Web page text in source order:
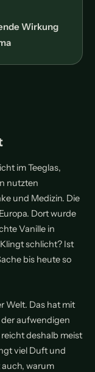
Wirkung
im Teeglas,
nutzten
und Medizin. Die
Dort wurde
Vanille in
schlicht? Ist
bis heute so
Welt. Das hat mit
aufwendigen
deshalb meist
viel Duft und
auch, warum